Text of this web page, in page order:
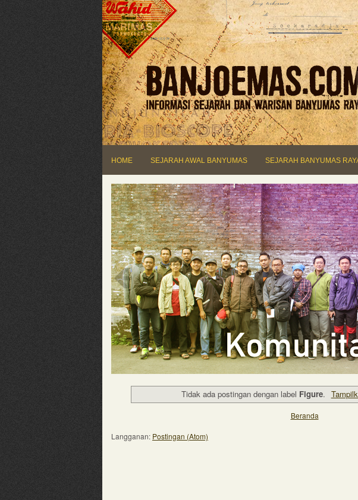
HOME SEJARAH AWAL BANYUMAS SEJARAH BANYUMAS
Tidak ada postingan dengan label Figure.
Beranda
Langganan: Postingan (Atom)